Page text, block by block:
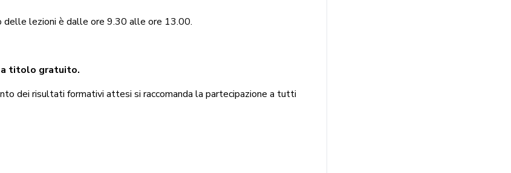
delle lezioni è dalle ore 9.30 alle ore 13.00.
a titolo gratuito.
dei risultati formativi attesi si raccomanda la partecipazione a tutti